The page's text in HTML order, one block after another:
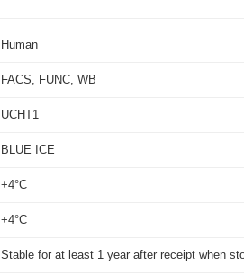
Human
FACS, FUNC, WB
UCHT1
BLUE ICE
+4°C
+4°C
Stable for at least 1 year after receipt when